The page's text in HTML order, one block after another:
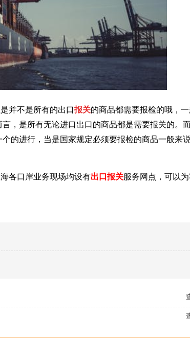
是并不是所有的出口报关的商品都需要报检的哦，
，是所有无论进口出口的商品都是需要报关的。而
的进行，当是国家规定必须要报检的商品一般来
各口岸业务现场均设有出口报关服务网点，可以